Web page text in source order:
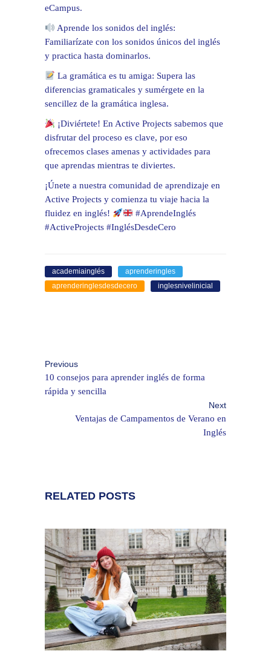
eCampus.
Aprende los sonidos del inglés:
Familiarízate con los sonidos únicos del inglés
y practica hasta dominarlos.
La gramática es tu amiga: Supera las
diferencias gramaticales y sumérgete en la
sencillez de la gramática inglesa.
¡Diviértete! En Active Projects sabemos que
disfrutar del proceso es clave, por eso
ofrecemos clases amenas y actividades para
que aprendas mientras te diviertes.
¡Únete a nuestra comunidad de aprendizaje en
Active Projects y comienza tu viaje hacia la
fluidez en inglés!
#AprendeInglés
#ActiveProjects #InglésDesdeCero
academiainglés
aprenderingles
aprenderinglesdesdecero
inglesnivelinicial
Previous
10 consejos para aprender inglés de forma
rápida y sencilla
Next
Ventajas de Campamentos de Verano en
Inglés
RELATED POSTS